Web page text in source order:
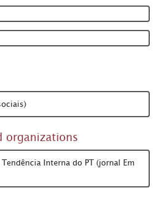
organizations
Interna do PT (jornal Em